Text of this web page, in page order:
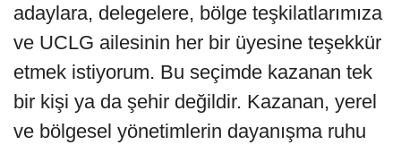
adaylara, delegelere, bölge teşkilatlarımıza
ve UCLG ailesinin her bir üyesine teşekkür
etmek istiyorum. Bu seçimde kazanan tek
bir kişi ya da şehir değildir. Kazanan, yerel
ve bölgesel yönetimlerin dayanışma ruhu